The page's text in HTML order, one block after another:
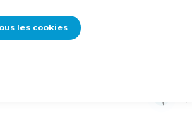
as vu Abraham !
fût, je suis.
se cacha et sortit du temple.
les cookies